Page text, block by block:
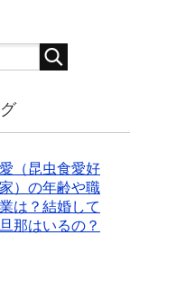
愛（昆虫食愛好
家）の年齢や職
業は？結婚して
旦那はいるの？